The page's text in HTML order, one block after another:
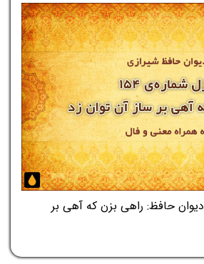
غزل شماره‌ی ۱۵۴ دیوان حافظ: راهی بزن که آهی بر